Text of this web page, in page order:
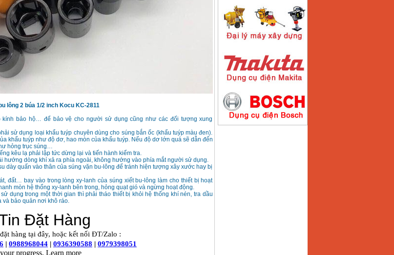
lông 2 búa 1/2 inch Kocu KC-2811
kính bảo hộ… để bảo vệ cho người sử dụng cũng như các đối tượng xung
sử dụng loại khẩu tuýp chuyên dùng cho súng bắn ốc (khẩu tuýp màu đen).
khẩu tuýp như độ dơ, hao mòn của khẩu tuýp. Nếu độ dơ lớn quá sẽ dẫn đến
hỏng trục súng…
kêu lạ phải lập tức dừng lại và tiến hành kiểm tra.
hướng dòng khí xả ra phía ngoài, không hướng vào phía mắt người sử dụng.
dày quấn vào thân của súng vặn bu-lông để tránh hiện tượng xây xước hay bị
đất… bay vào trong lòng xy-lanh của súng xiết bu-lông làm cho thiết bị hoạt
mòn hệ thống xy-lanh bên trong, hỏng quạt gió và ngừng hoạt động.
dụng trong một thời gian thì phải tháo thiết bị khỏi hệ thống khí nén, tra dầu
và bảo quản nơi khô ráo.
Giá:2770000 VND
Hồng Ký HKM200D
Giá : 2890000VND
Máy hàn que điện tử
Hồng ký HK200E
Giá :4100000VND